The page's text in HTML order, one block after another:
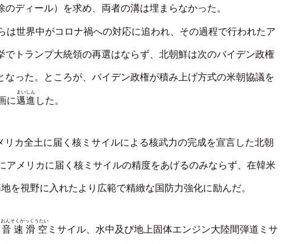
のディール）を求め、両者の溝は埋まらなかった。
は世界中がコロナ禍への対応に追われ、その過程で行われたア
でトランプ大統領の再選はならず、北朝鮮は次のバイデン政権
なった。ところが、バイデン政権が積み上げ方式の米朝協議を
に邁進
まいしん
した。
カ全土に届く核ミサイルによる核武力の完成を宣言した北朝
メリカに届く核ミサイルの精度をあげるのみならず、在韓米
を視野に入れたより広範で精緻な国防力強化に励んだ。
速滑空
んそくかっくうたい
ミサイル、水中及び地上固体エンジン大陸間弾道ミサ